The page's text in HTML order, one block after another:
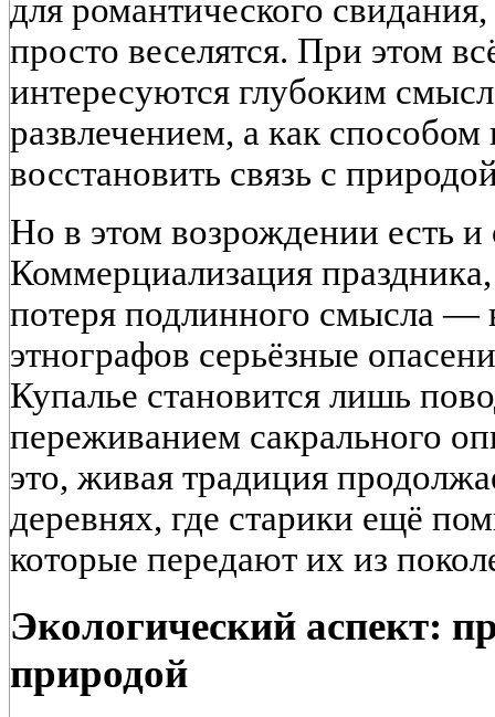
для романтического
просто веселятся. При этом
интересуются глубоким
развлечением, а как
восстановить связь с
Но в этом возрождении есть и
Коммерциализация
потеря подлинного смысла —
этнографов серьёзные
Купалье становится лишь
переживанием сакрального
это, живая традиция
деревнях, где старики ещё
которые передают их из
Экологический аспект:
природой